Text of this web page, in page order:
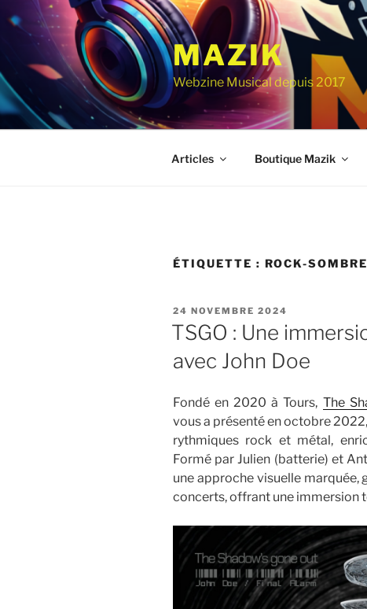
au
contenu
principal
MAZIK
Webzine Musical depuis 2017
Articles Boutique Mazik
ÉTIQUETTE : ROCK-SOMBRE
PUBLIÉ
LE
24 NOVEMBRE 2024
TSGO : Une
avec John Doe
Fondé en 2020 à Tours, The
vous a présenté en octobre
rythmiques rock et métal,
Formé par Julien (batterie) et
une approche visuelle marquée,
concerts, offrant une immersion